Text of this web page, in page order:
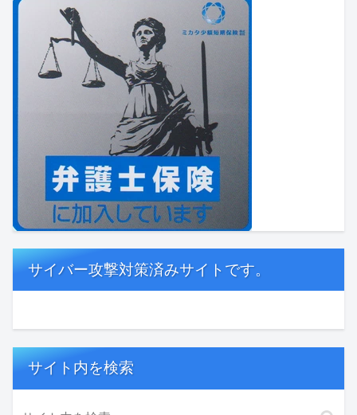
サイバー攻撃対策済みサイトです。
サイト内を検索